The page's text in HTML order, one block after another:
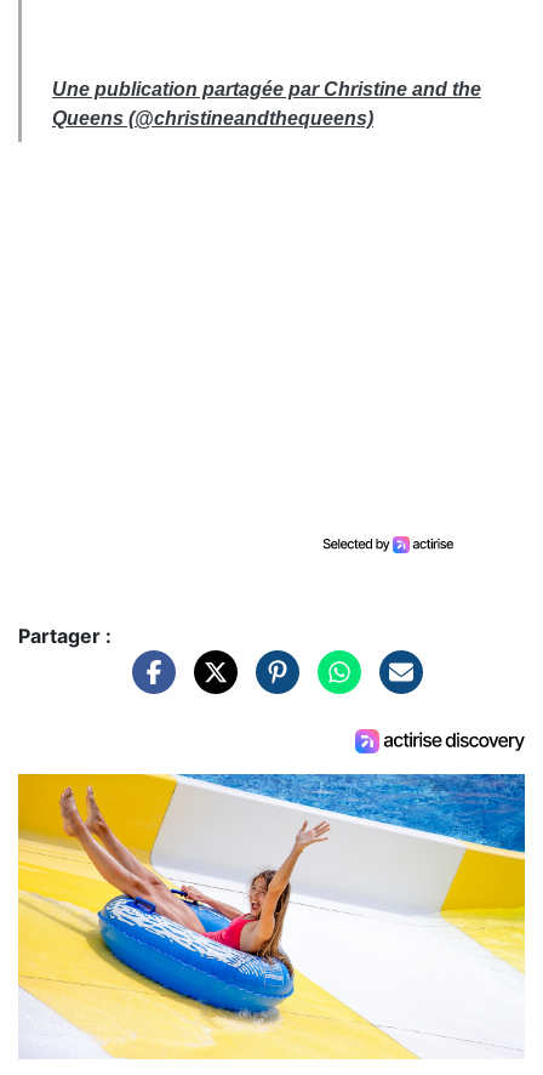
Une publication partagée par Christine and the
Queens (@christineandthequeens)
Partager :